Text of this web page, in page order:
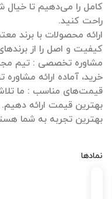
کامل را می‌دهیم تا خیال
ارائه محصولات با برند
مشاوره تخصصی : تیم
قیمت‌های مناسب : ما
بهترین قیمت ارائه
بهترین تجربه به شما
نمادها